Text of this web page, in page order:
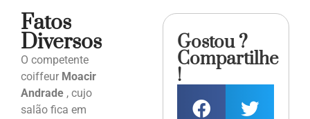
Fatos
Diversos
O competente
coiffeur Moacir
Andrade , cujo
salão fica em
Gostou ?
Compartilhe
!